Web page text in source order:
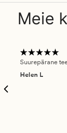
Meie
Suurepärane
Helen L